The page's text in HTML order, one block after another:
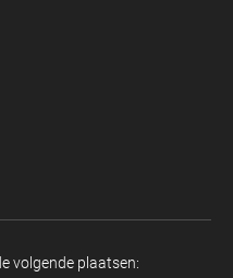
volgende plaatsen: